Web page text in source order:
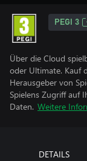
PEGI 3
Über die Cloud
oder Ultimate. Kauf
Herausgeber von
Spielens Zugriff auf
Daten. Weitere
DETAILS